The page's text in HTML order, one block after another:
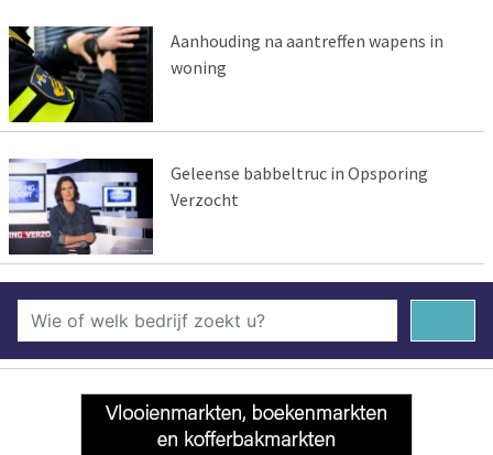
Aanhouding na aantreffen wapens in
woning
Geleense babbeltruc in Opsporing
Verzocht